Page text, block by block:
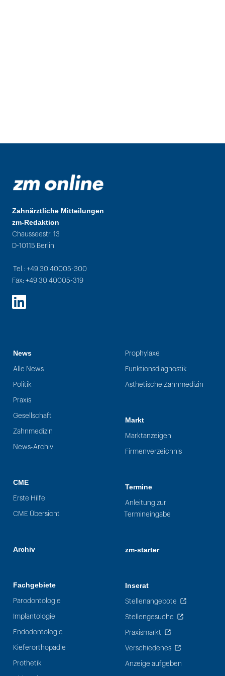
Zahnärztliche Mitteilungen
zm-Redaktion
Chausseestr. 13
D-10115 Berlin
Tel.: +49 30 40005-300
Fax: +49 30 40005-319
LinkedIn
News
Alle News
Politik
Praxis
Gesellschaft
Zahnmedizin
News-Archiv
CME
Erste Hilfe
CME Übersicht
Archiv
Fachgebiete
Parodontologie
Implantologie
Endodontologie
Kieferorthopädie
Prothetik
Prophylaxe
Funktionsdiagnostik
Ästhetische Zahnmedizin
Markt
Marktanzeigen
Firmenverzeichnis
Termine
Anleitung zur
Termineingabe
zm-starter
Inserat
Stellenangebote
Stellengesuche
Praxismarkt
Verschiedenes
Anzeige aufgeben